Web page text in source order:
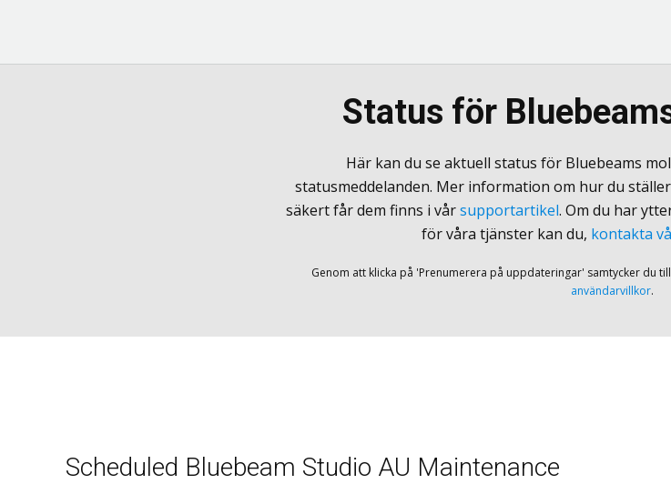
Status för
Här kan du se aktuell status för Bluebeams
statusmeddelanden. Mer information om hur du
säkert får dem finns i vårsupportartikel. Om du har
för våra tjänster kan du, kontakta
Genom att klicka på 'Prenumerera på uppdateringar' samtycker du
användarvillkor.
Scheduled Bluebeam Studio AU Maintenance